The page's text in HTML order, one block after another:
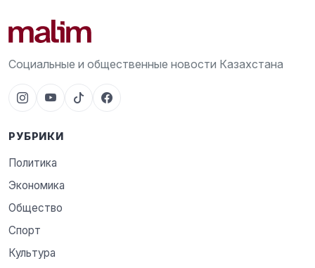
Социальные и общественные новости Казахстана
РУБРИКИ
Политика
Экономика
Общество
Спорт
Культура